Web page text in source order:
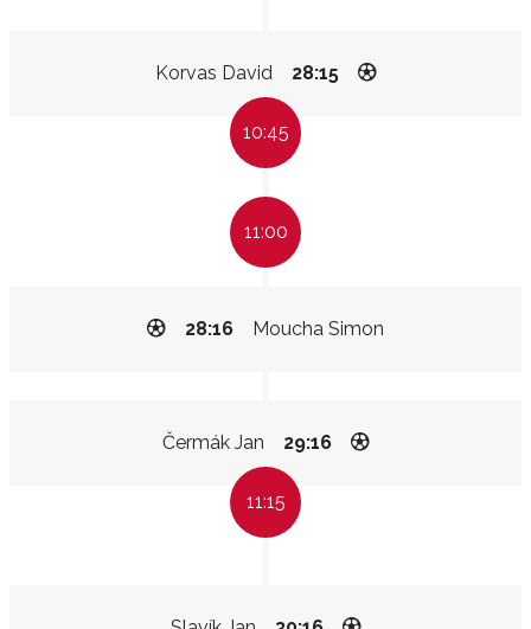
Korvas David 28:15
10:45
11:00
Moucha Simon
28:16
Čermák Jan 29:16
11:15